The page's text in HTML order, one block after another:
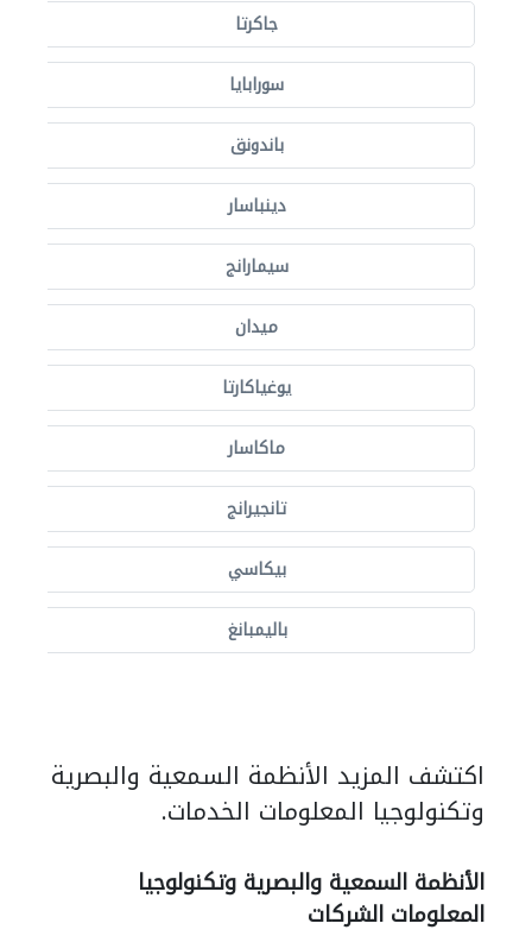
جاكرتا
سورابايا
باندونق
دينباسار
سيمارانج
ميدان
يوغياكارتا
ماكاسار
تانجيرانج
بيكاسي
باليمبانغ
اكتشف المزيد الأنظمة السمعية والبصرية
وتكنولوجيا المعلومات الخدمات.
الأنظمة السمعية والبصرية وتكنولوجيا
المعلومات الشركات